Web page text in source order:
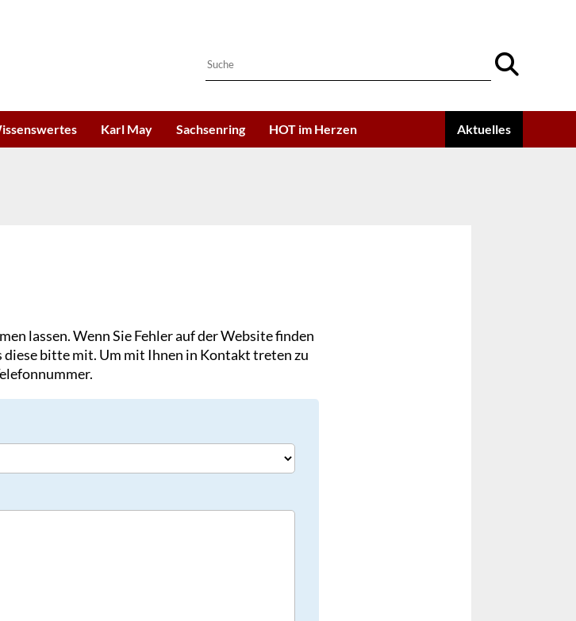
Karl May Sachsenring HOT im Herzen Aktuelles
lassen. Wenn Sie Fehler auf der Website finden
diese bitte mit. Um mit Ihnen in Kontakt treten zu